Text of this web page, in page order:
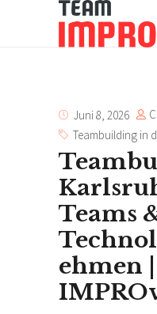
Juni 8, 2026
Teambuilding in
Teams
ehmen